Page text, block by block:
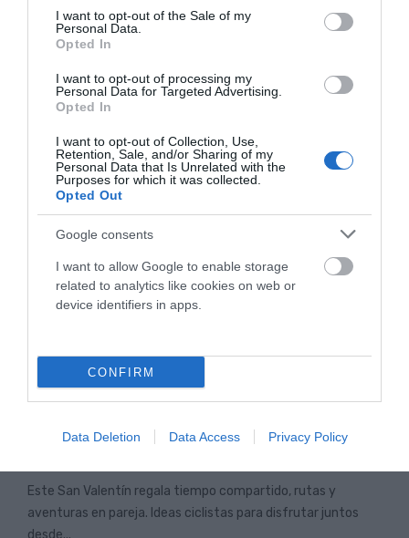
consent section.
I want to opt-out of the Sale of my
Personal Data.
Opted In
I want to opt-out of processing my
Personal Data for Targeted Advertising.
Opted In
I want to opt-out of Collection, Use,
Retention, Sale, and/or Sharing of my
Personal Data that Is Unrelated with the
Purposes for which it was collected.
Opted Out
Google consents
I want to allow Google to enable storage
related to analytics like cookies on web or
device identifiers in apps.
CONFIRM
Data Deletion Data Access Privacy Policy
QUÉ LLEVAR EN TUS SALIDAS EN BICICLETA DE
VARIOS DÍAS: GUÍA IMPRESCINDIBLE PARA
El cicloturismo es mucho más que desplazarse en bicicleta.
Es una experiencia de conexión con el entorno, de libertad...
Leer Más
SAN VALENTÍN 2026 SOBRE DOS RUEDAS:
Este San Valentín regala tiempo compartido, rutas y
aventuras en pareja. Ideas ciclistas para disfrutar juntos
desde...